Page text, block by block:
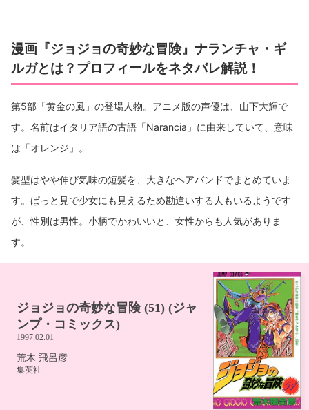
【結末ネタバレ注意】
ナランチャの事実6：仲間を想う気持ちが魅力！名言
ランキングベスト5で紹介！
漫画『ジョジョの奇妙な冒険』ナランチャ・ギ
ルガとは？プロフィールをネタバレ解説！
第5部「黄金の風」の登場人物。アニメ版の声優は、山下大輝で
す。名前はイタリア語の古語「Narancia」に由来していて、意味
は「オレンジ」。
髪型はやや伸び気味の短髪を、大きなヘアバンドでまとめていま
す。ぱっと見で少女にも見えるため勘違いする人もいるようです
が、性別は男性。小柄でかわいいと、女性からも人気がありま
す。